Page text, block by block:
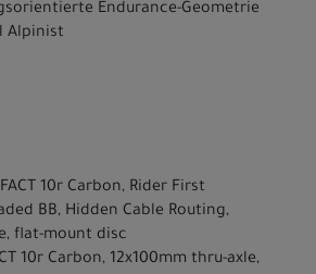
Endurance-Geometrie
Alpinist
10r Carbon, Rider First
BB, Hidden Cable Routing,
flat-mount disc
10r Carbon, 12x100mm thru-axle,